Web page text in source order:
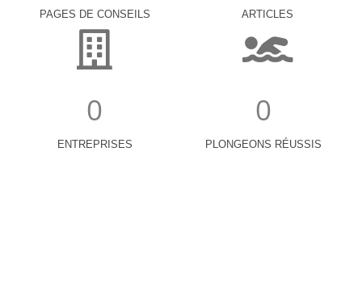
PAGES DE CONSEILS ARTICLES
ENTREPRISES
0
PLONGEONS RÉUSSIS
0